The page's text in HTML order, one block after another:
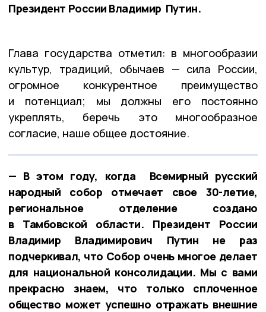
Президент России Владимир Путин.
Глава государства отметил: в многообразии
культур, традиций, обычаев — сила России,
огромное конкурентное преимущество
и потенциал; мы должны его постоянно
укреплять, беречь это многообразное
согласие, наше общее достояние.
— В этом году, когда Всемирный русский
народный собор отмечает свое 30-летие,
региональное отделение создано
в Тамбовской области. Президент России
Владимир Владимирович Путин не раз
подчеркивал, что Собор очень многое делает
для национальной консолидации. Мы с вами
прекрасно знаем, что только сплоченное
общество может успешно отражать внешние